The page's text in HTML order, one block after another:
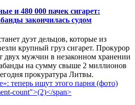
и 480 000 пачек сигарет:
закончилась судом
дуэт дельцов, которые из
крупный груз сигарет. Прокурор
двух мужчин в незаконном хранении
на сумму свыше 2 миллионов
прокуратура Литвы.